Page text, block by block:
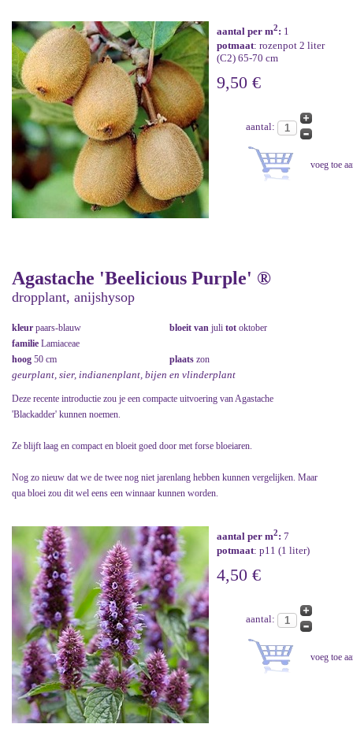
aantal per m2: 1
potmaat: rozenpot 2 liter
(C2) 65-70 cm
9,50 €
aantal:
Agastache 'Beelicious Purple' ®
dropplant, anijshysop
kleur paars-blauw bloeit van juli tot oktober
familie Lamiaceae
hoog 50 cm plaats zon
geurplant, sier, indianenplant, bijen en vlinderplant
Deze recente introductie zou je een compacte uitvoering van Agastache
'Blackadder' kunnen noemen.
Ze blijft laag en compact en bloeit goed door met forse bloeiaren.
Nog zo nieuw dat we de twee nog niet jarenlang hebben kunnen vergelijken. Maar
qua bloei zou dit wel eens een winnaar kunnen worden.
aantal per m2: 7
potmaat: p11 (1 liter)
4,50 €
aantal: